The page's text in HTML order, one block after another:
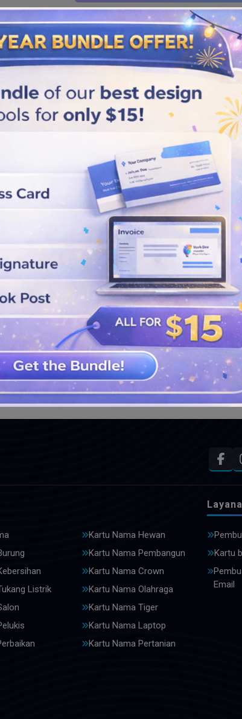
Tags that describe that logo:
Teknologi ,Montir listrik
Similar logos
DESAIN LEBIH LANJUT
Kartu Nama Hewan
Kartu Nama Pembangun
Kartu Nama Crown
Listrik
Kartu Nama Olahraga
Kartu Nama Tiger
Kartu Nama Laptop
Kartu Nama Pertanian
Kartu
Email